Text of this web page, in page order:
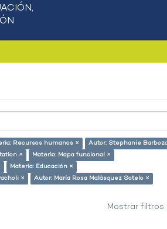
Recursos humanos ×
Autor: Stephanie
×
Materia: Mapa funcional ×
Materia: Educación ×
×
Autor: María Rosa Malásquez Sotelo ×
Mostrar filtros